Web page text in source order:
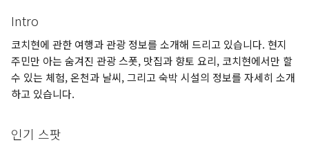
Intro
코치현에 관한 여행과 관광 정보를 소개해 드리고 있습니다. 현지
주민만 아는 숨겨진 관광 스폿, 맛집과 향토 요리, 코치현에서만 할
수 있는 체험, 온천과 날씨, 그리고 숙박 시설의 정보를 자세히 소개
하고 있습니다.
인기 스팟